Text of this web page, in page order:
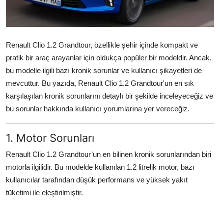
Sürüş & Güvenlik
Yağlar & Sıvılar
LPG & Yakıt
Elektrik & Akü
Klima & Konfor
Şanzıman & Aktarma
Dizel Sistemler
Renault Clio 1.2 Grandtour, özellikle şehir içinde kompakt ve
pratik bir araç arayanlar için oldukça popüler bir modeldir. Ancak,
bu modelle ilgili bazı kronik sorunlar ve kullanıcı şikayetleri de
mevcuttur. Bu yazıda, Renault Clio 1.2 Grandtour'un en sık
karşılaşılan kronik sorunlarını detaylı bir şekilde inceleyeceğiz ve
bu sorunlar hakkında kullanıcı yorumlarına yer vereceğiz.
1. Motor Sorunları
Renault Clio 1.2 Grandtour’un en bilinen kronik sorunlarından biri
motorla ilgilidir. Bu modelde kullanılan 1.2 litrelik motor, bazı
kullanıcılar tarafından düşük performans ve yüksek yakıt
tüketimi ile eleştirilmiştir.